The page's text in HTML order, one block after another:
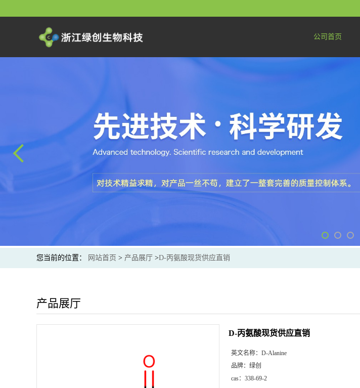
公司首页
您当前的位置： 网站首页 > 产品展厅 >D-丙氨酸现货供应直销
产品展厅
D-丙氨酸现货供应直销
英文名称： D-Alanine
品牌： 绿创
cas： 338-69-2